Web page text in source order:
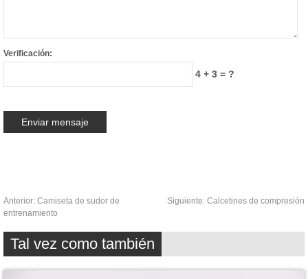
Verificación:
4 + 3 = ?
Anterior: Camiseta de sudor de
entrenamiento
Siguiente: Calcetines de compresión
Tal vez como también